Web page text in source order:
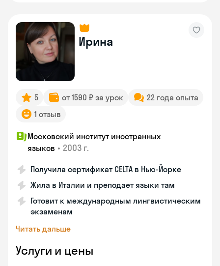
Ирина
5 от 1590 ₽ за урок
22 года опыта
1 отзыв
Московский институт иностранных
языков • 2003 г.
Получила сертификат CELTA в Нью-Йорке
Жила в Италии и преподает языки там
Готовит к международным лингвистическим
экзаменам
Читать дальше
Услуги и цены